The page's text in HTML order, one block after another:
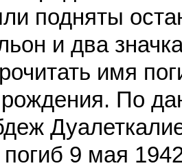
подняты
и два
имя
рождения. По
погиб 9 мая